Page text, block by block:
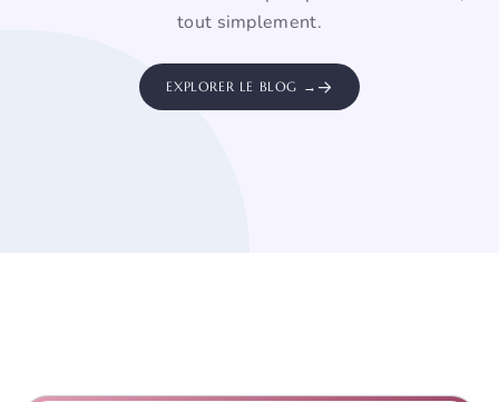
tout simplement.
EXPLORER LE BLOG →